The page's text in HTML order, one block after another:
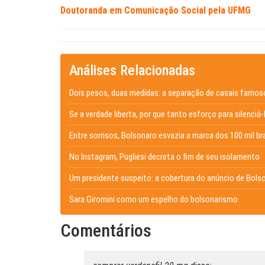
Doutoranda em Comunicação Social pela UFMG
Análises Relacionadas
Dois pesos, duas medidas: a separação de casais
Se a verdade liberta, por que tanto esforço para
Entre sorrisos, Bolsonaro esvazia a marca dos 100 mil
No Instagram, Pugliesi decreta o fim de seu isolamento
Um presidente suspeito: a cobertura do anúncio de
Sara Giromini como um espelho do bolsonarismo
Comentários